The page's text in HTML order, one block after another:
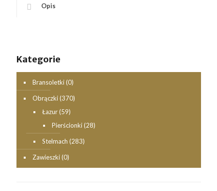
Opis
Kategorie
Bransoletki (0)
Obrączki (370)
Łazur (59)
Pierścionki (28)
Stelmach (283)
Zawieszki (0)